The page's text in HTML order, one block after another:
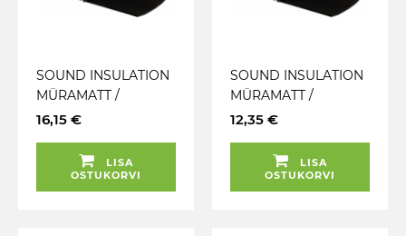
SOUND INSULATION
MÜRAMATT /
ISOLAATOR 6.0MM
VIBROFILTR
16,15 €
LISA
OSTUKORVI
SOUND INSULATION
MÜRAMATT /
ISOLAATOR 3.5MM
VIBROFILTR
12,35 €
LISA
OSTUKORVI